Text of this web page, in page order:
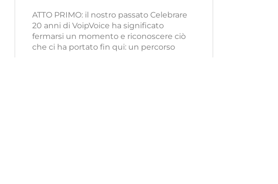
ATTO PRIMO: il nostro passato Celebrare
20 anni di VoipVoice ha significato
fermarsi un momento e riconoscere ciò
che ci ha portato fin qui: un percorso